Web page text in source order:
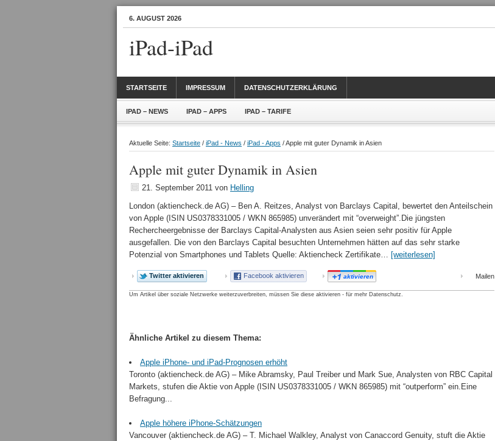
6. AUGUST 2026
iPad-iPad
STARTSEITE IMPRESSUM DATENSCHUTZERKLÄRUNG
IPAD – NEWS IPAD – APPS IPAD – TARIFE
Aktuelle Seite: Startseite / iPad - News / iPad - Apps / Apple mit guter Dynamik in Asien
Apple mit guter Dynamik in Asien
21. September 2011 von Helling
London (aktiencheck.de AG) – Ben A. Reitzes, Analyst von Barclays Capital, bewertet den Anteilschein
von Apple (ISIN US0378331005 / WKN 865985) unverändert mit “overweight”.Die jüngsten
Rechercheergebnisse der Barclays Capital-Analysten aus Asien seien sehr positiv für Apple
ausgefallen. Die von den Barclays Capital besuchten Unternehmen hätten auf das sehr starke
Potenzial von Smartphones und Tablets Quelle: Aktiencheck Zertifikate… [weiterlesen]
Twitter aktivieren Facebook aktivieren aktivieren Mailen
Um Artikel über soziale Netzwerke weiterzuverbreiten, müssen Sie diese aktivieren - für mehr Datenschutz.
Ähnliche Artikel zu diesem Thema:
Apple iPhone- und iPad-Prognosen erhöht
Toronto (aktiencheck.de AG) – Mike Abramsky, Paul Treiber und Mark Sue, Analysten von RBC Capital
Markets, stufen die Aktie von Apple (ISIN US0378331005 / WKN 865985) mit “outperform” ein.Eine
Befragung...
Apple höhere iPhone-Schätzungen
Vancouver (aktiencheck.de AG) – T. Michael Walkley, Analyst von Canaccord Genuity, stuft die Aktie